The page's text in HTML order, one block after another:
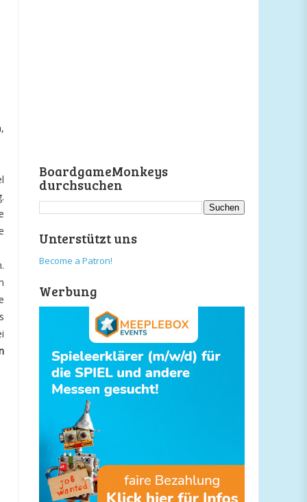
BoardgameMonkeys
durchsuchen
Unterstützt uns
Become a Patron!
Werbung